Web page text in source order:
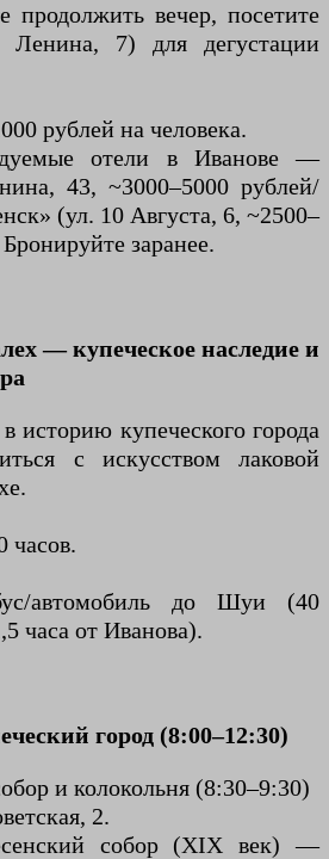
продолжить вечер, посетите
7) для дегустации
рублей на человека.
отели в Иванове —
43, ~3000–5000 рублей/
(ул. 10 Августа, 6, ~2500–
заранее.
— купеческое наследие и
историю купеческого города
с искусством лаковой
часов.
автомобиль до Шуи (40
часа от Иванова).
город (8:00–12:30)
и колокольня (8:30–9:30)
2.
собор (XIX век) —